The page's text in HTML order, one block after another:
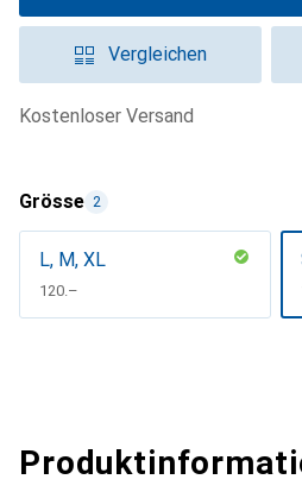
Vergleichen
kostenloser Versand
Grösse 2
L, M, XL
CHF
120.–